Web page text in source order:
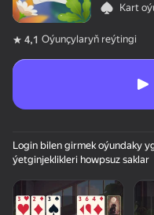
Kart
4,1 Oýunçylaryň reýtingi
Login bilen girmek oýundaky
ýetginjeklikleri howpsuz saklar